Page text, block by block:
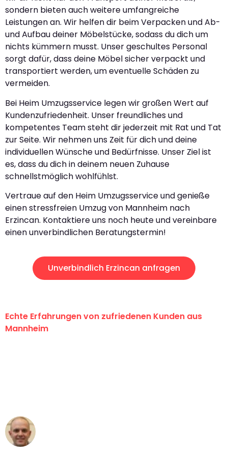
sondern bieten auch weitere umfangreiche
Leistungen an. Wir helfen dir beim Verpacken und Ab-
und Aufbau deiner Möbelstücke, sodass du dich um
nichts kümmern musst. Unser geschultes Personal
sorgt dafür, dass deine Möbel sicher verpackt und
transportiert werden, um eventuelle Schäden zu
vermeiden.
Bei Heim Umzugsservice legen wir großen Wert auf
Kundenzufriedenheit. Unser freundliches und
kompetentes Team steht dir jederzeit mit Rat und Tat
zur Seite. Wir nehmen uns Zeit für dich und deine
individuellen Wünsche und Bedürfnisse. Unser Ziel ist
es, dass du dich in deinem neuen Zuhause
schnellstmöglich wohlfühlst.
Vertraue auf den Heim Umzugsservice und genieße
einen stressfreien Umzug von Mannheim nach
Erzincan. Kontaktiere uns noch heute und vereinbare
einen unverbindlichen Beratungstermin!
Unverbindlich Erzincan anfragen
Echte Erfahrungen von zufriedenen Kunden aus
Mannheim